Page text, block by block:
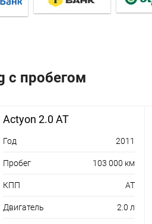
с пробегом
Actyon 2.0 AT
Год 2011
Пробег 103 000 км
КПП AT
Двигатель 2.0 л